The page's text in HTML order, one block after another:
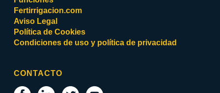
Fertirrigacion.com
Aviso Legal
Política de Cookies
Condiciones de uso y política de privacidad
CONTACTO